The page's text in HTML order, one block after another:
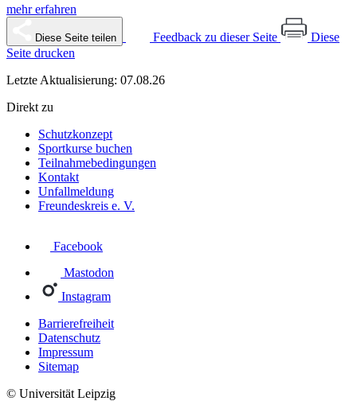
mehr erfahren
Diese Seite teilen Feedback zu dieser Seite
Diese
Seite drucken
Letzte Aktualisierung: 07.08.26
Direkt zu
Schutzkonzept
Sportkurse buchen
Teilnahmebedingungen
Kontakt
Unfallmeldung
Freundeskreis e. V.
Facebook
Mastodon
Instagram
Barrierefreiheit
Datenschutz
Impressum
Sitemap
© Universität Leipzig